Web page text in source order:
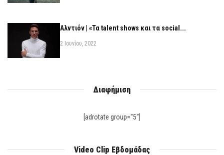
Αλντιόν | «Τα talent shows και τα social...
2 Ιουνίου, 2022
Διαφήμιση
[adrotate group="5"]
Video Clip Εβδομάδας